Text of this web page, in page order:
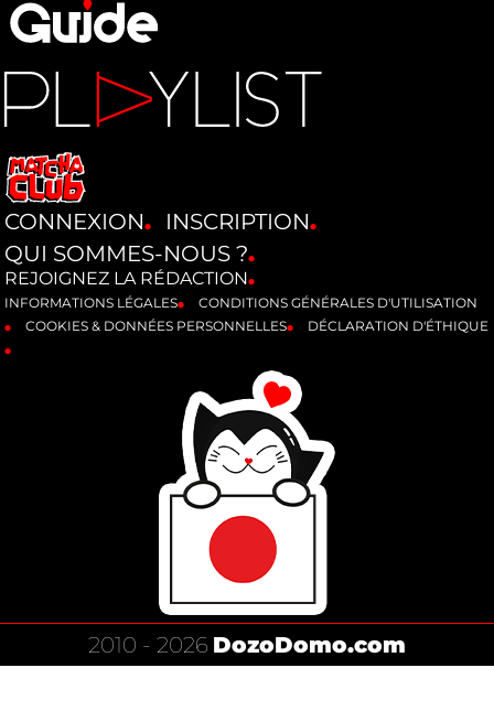
CONNEXION
INSCRIPTION
QUI SOMMES-NOUS ?
REJOIGNEZ LA RÉDACTION
INFORMATIONS LÉGALES
CONDITIONS GÉNÉRALES D'UTILISATION
COOKIES & DONNÉES PERSONNELLES
DÉCLARATION D'ÉTHIQUE
2010 - 2026 DozoDomo.com